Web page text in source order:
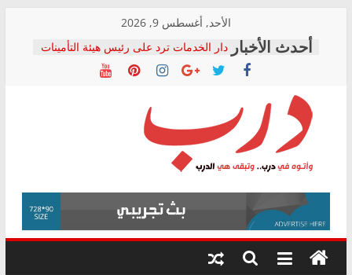
content
الأحد, أغسطس 9, 2026
دار الخدمات ترد على رئيس هيئة التأمينات
بعد مؤتمره الصحفي: إنكار الأزمة لا ينهي
معاناة أصحاب المعاشات.. ونطالب بكشف
فرحات سليمان يكتب: القطاع الصحي إلى
أين؟
حزب التحالف الشعبي يطلق لجنة “الحق
في الصحة” بالإسكندرية لرصد الانتهاكات
ودعم المرضى
الوزاري لمدينة الصحفيين.. وانتهاء أعمال
إنشاء المبنى الإداري
المجلس القومي لحقوق الإنسان يعلن
متابعة قضية الدكتور محمد زهران.. ويؤكد:
قرينة البراءة وضمانات المحاكمة العادلة
درب
وأتوه
درب..
وتبقى
هي